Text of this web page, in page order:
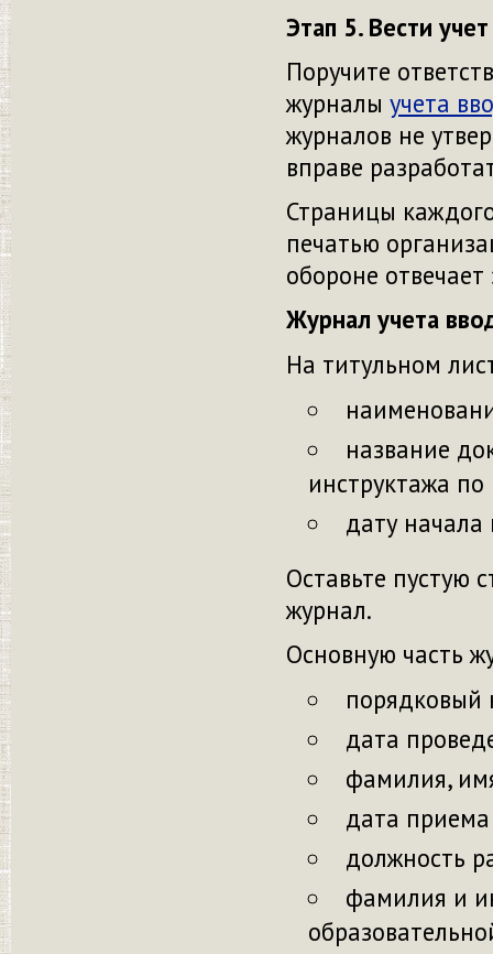
Этап 5. Вести
Поручите
журналы учета
журналов не
вправе
Страницы
печатью
обороне
Журнал учета
На титульном
название
инструктажа
дату
Оставьте пустую
журнал.
Основную часть
порядковый
дата
фамилия,
дата
должность
фамилия и